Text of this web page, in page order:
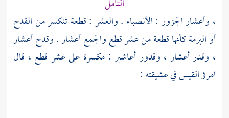
التأمل
، وأعشار الجزور : الأنصباء . والعشر : قطعة تنكسر من القدح
أو البرمة كأنها قطعة من عشر قطع والجمع أعشار . وقدح أعشار
، وقدر أعشار ، وقدور أعاشير : مكسرة على عشر قطع ، قال
امرؤ القيسفي عشيقته :